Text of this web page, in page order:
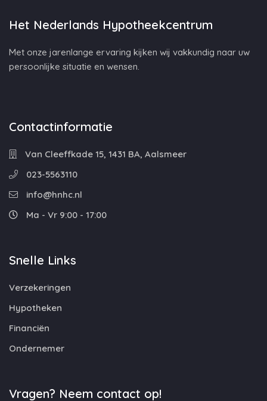
Het Nederlands Hypotheekcentrum
Met onze jarenlange ervaring kijken wij vakkundig naar uw
persoonlijke situatie en wensen.
Contactinformatie
Van Cleeffkade 15, 1431 BA, Aalsmeer
023-5563110
info@hnhc.nl
Ma - Vr 9:00 - 17:00
Snelle Links
Verzekeringen
Hypotheken
Financiën
Ondernemer
Vragen? Neem contact op!